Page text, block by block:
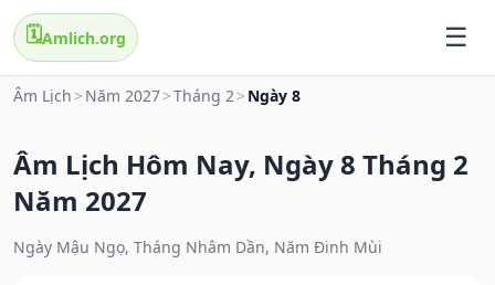
🗓️Amlich.org
Âm Lịch > Năm 2027>Tháng 2> Ngày 8
Âm Lịch Hôm Nay, Ngày 8 Tháng 2
Năm 2027
Ngày Mậu Ngọ, Tháng Nhâm Dần, Năm Đinh Mùi